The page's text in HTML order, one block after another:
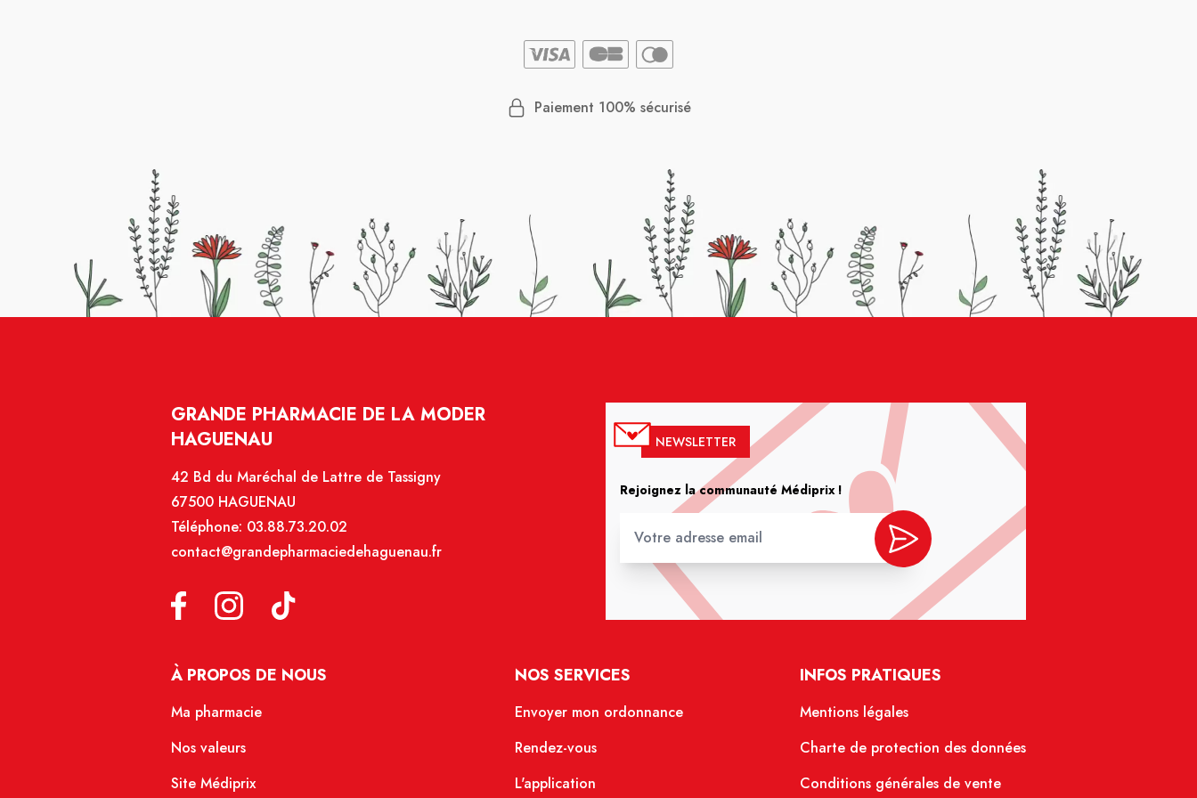
Paiement 100% sécurisé
GRANDE PHARMACIE DE LA MODER
HAGUENAU
42 Bd du Maréchal de Lattre de Tassigny
67500 HAGUENAU
Téléphone: 03.88.73.20.02
contact@grandepharmaciedehaguenau.fr
NEWSLETTER
Rejoignez la communauté Médiprix !
À PROPOS DE NOUS
Ma pharmacie
Nos valeurs
Site Médiprix
NOS SERVICES
Envoyer mon ordonnance
Rendez-vous
L'application
INFOS PRATIQUES
Mentions légales
Charte de protection des données
Conditions générales de vente